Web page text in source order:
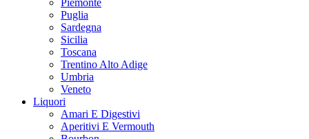
Piemonte
Puglia
Sardegna
Sicilia
Toscana
Trentino Alto Adige
Umbria
Veneto
Liquori
Amari E Digestivi
Aperitivi E Vermouth